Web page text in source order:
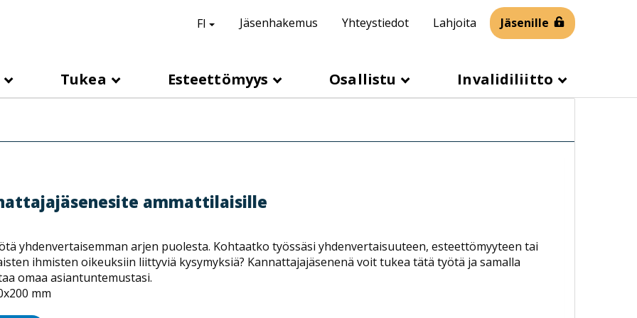
FI suomi,
Vaihda kieli
H
a
d
n
k
Jäsenhakemus Yhteystiedot Lahjoita Jäsenille
Tukea Esteettömyys Osallistu Invalidiliitto
ammattilaisille
yhdenvertaisemman arjen puolesta. Kohtaatko työssäsi yhden­vertaisuuteen, esteettömyyteen tai
ihmisten oikeuksiin liittyviä kysymyksiä? Kannattajajäsenenä voit tukea tätä työtä ja samalla
omaa asiantuntemustasi.
mm